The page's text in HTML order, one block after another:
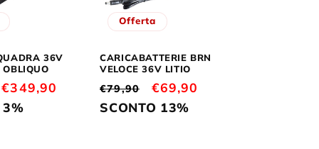
a
f
i
36V
Prezzo
scontato
€349,90
3%
Offerta
CARICABATTERIE BRN
VELOCE 36V LITIO
Prezzo
di
€79,90
Prezzo
scontato
€69,90
SCONTO 13%